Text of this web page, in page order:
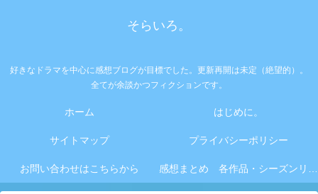
そらいろ。
好きなドラマを中心に感想ブログが目標でした。更新再開は未定（絶望的）。
全てが余談かつフィクションです。
ホーム はじめに。
サイトマップ プライバシーポリシー
お問い合わせはこちらから 感想まとめ 各作品・シーズンリンク集